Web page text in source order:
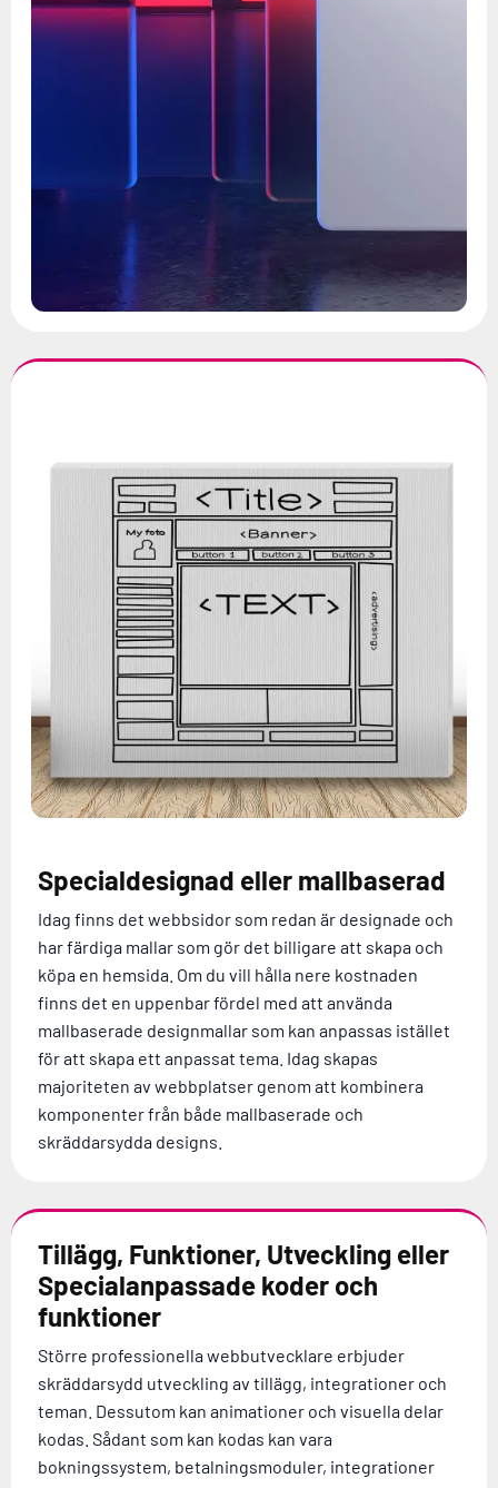
Specialdesignad eller mallbaserad
Idag finns det webbsidor som redan är designade och
har färdiga mallar som gör det billigare att skapa och
köpa en hemsida. Om du vill hålla nere kostnaden
finns det en uppenbar fördel med att använda
mallbaserade designmallar som kan anpassas istället
för att skapa ett anpassat tema. Idag skapas
majoriteten av webbplatser genom att kombinera
komponenter från både mallbaserade och
skräddarsydda designs.
Tillägg, Funktioner, Utveckling eller
Specialanpassade koder och
funktioner
Större professionella webbutvecklare erbjuder
skräddarsydd utveckling av tillägg, integrationer och
teman. Dessutom kan animationer och visuella delar
kodas. Sådant som kan kodas kan vara
bokningssystem, betalningsmoduler, integrationer